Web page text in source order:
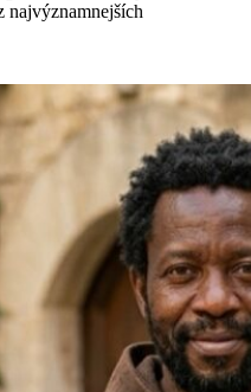
najvýznamnejších